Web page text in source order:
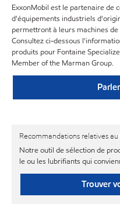
ExxonMobil est le partenaire de
d'équipements industriels
permettront à leurs machines
Consultez ci-dessous
produits pour Fontaine
Member of the Marman Group.
Recommandations relatives
Notre outil de sélection de
le ou les lubrifiants qui
Trouver